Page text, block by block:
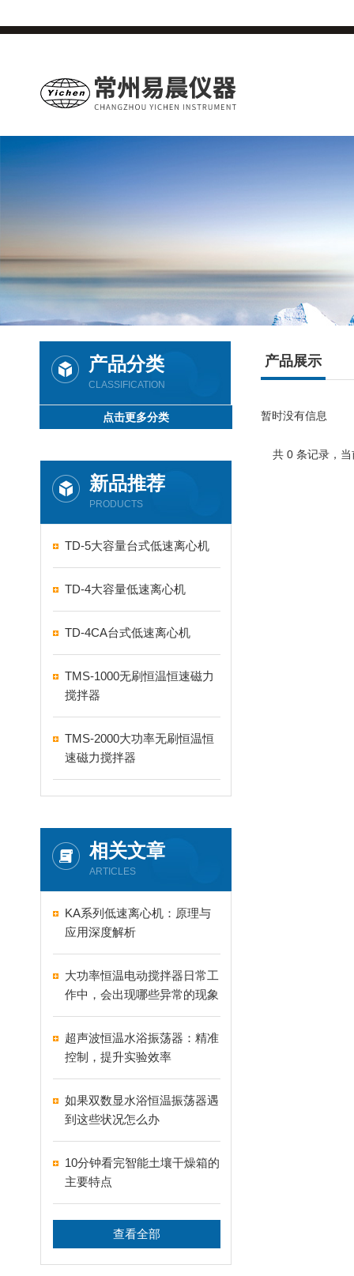
产品分类
CLASSIFICATION
点击更多分类
新品推荐
PRODUCTS
TD-5大容量台式低速离心机
TD-4大容量低速离心机
TD-4CA台式低速离心机
TMS-1000无刷恒温恒速磁力
搅拌器
TMS-2000大功率无刷恒温恒
速磁力搅拌器
相关文章
ARTICLES
KA系列低速离心机：原理与
应用深度解析
大功率恒温电动搅拌器日常工
作中，会出现哪些异常的现象
超声波恒温水浴振荡器：精准
控制，提升实验效率
如果双数显水浴恒温振荡器遇
到这些状况怎么办
10分钟看完智能土壤干燥箱的
主要特点
查看全部
产品展示
暂时没有信息
共 0 条记录，